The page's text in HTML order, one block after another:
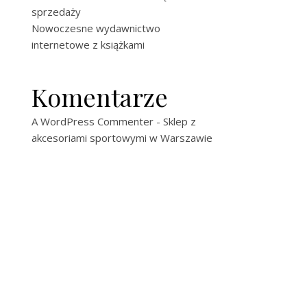
sprzedaży
Nowoczesne wydawnictwo
internetowe z książkami
Komentarze
A WordPress Commenter - Sklep z
akcesoriami sportowymi w Warszawie